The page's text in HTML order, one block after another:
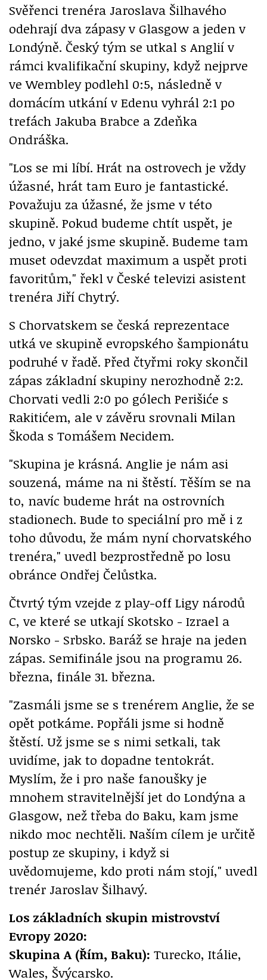
Svěřenci trenéra Jaroslava Šilhavého
odehrají dva zápasy v Glasgow a jeden v
Londýně. Český tým se utkal s Anglií v
rámci kvalifikační skupiny, když nejprve
ve Wembley podlehl 0:5, následně v
domácím utkání v Edenu vyhrál 2:1 po
trefách Jakuba Brabce a Zdeňka
Ondráška.
"Los se mi líbí. Hrát na ostrovech je vždy
úžasné, hrát tam Euro je fantastické.
Považuju za úžasné, že jsme v této
skupině. Pokud budeme chtít uspět, je
jedno, v jaké jsme skupině. Budeme tam
muset odevzdat maximum a uspět proti
favoritům," řekl v České televizi asistent
trenéra Jiří Chytrý.
S Chorvatskem se česká reprezentace
utká ve skupině evropského šampionátu
podruhé v řadě. Před čtyřmi roky skončil
zápas základní skupiny nerozhodně 2:2.
Chorvati vedli 2:0 po gólech Perišiće s
Rakitićem, ale v závěru srovnali Milan
Škoda s Tomášem Necidem.
"Skupina je krásná. Anglie je nám asi
souzená, máme na ni štěstí. Těším se na
to, navíc budeme hrát na ostrovních
stadionech. Bude to speciální pro mě i z
toho důvodu, že mám nyní chorvatského
trenéra," uvedl bezprostředně po losu
obránce Ondřej Čelůstka.
Čtvrtý tým vzejde z play-off Ligy národů
C, ve které se utkají Skotsko - Izrael a
Norsko - Srbsko. Baráž se hraje na jeden
zápas. Semifinále jsou na programu 26.
března, finále 31. března.
"Zasmáli jsme se s trenérem Anglie, že se
opět potkáme. Popřáli jsme si hodně
štěstí. Už jsme se s nimi setkali, tak
uvidíme, jak to dopadne tentokrát.
Myslím, že i pro naše fanoušky je
mnohem stravitelnější jet do Londýna a
Glasgow, než třeba do Baku, kam jsme
nikdo moc nechtěli. Naším cílem je určitě
postup ze skupiny, i když si
uvědomujeme, kdo proti nám stojí," uvedl
trenér Jaroslav Šilhavý.
Los základních skupin mistrovství
Evropy 2020:
Skupina A (Řím, Baku): Turecko, Itálie,
Wales, Švýcarsko.